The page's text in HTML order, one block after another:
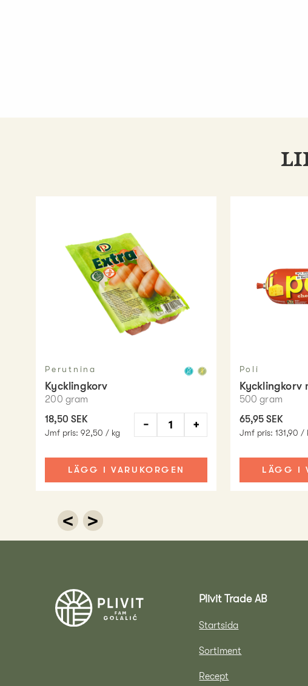
Perutnina
Kycklingkorv
200 gram
18,50 SEK
Jmf pris:92,50 / kg
− +
LÄGG I VARUKORGEN
Poli
Kycklingkorv
500 gram
65,95 SEK
Jmf pris: 131,90 /
LÄGG I
< >
Plivit Trade AB
Startsida
Sortiment
Recept